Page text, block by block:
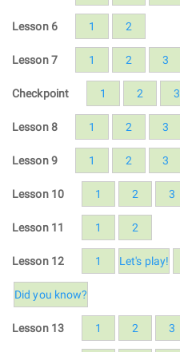
Lesson 6 1 2
Lesson 7 1 2 3
Checkpoint 1 2 3
Lesson 8 1 2 3
Lesson 9 1 2 3
Lesson 10 1 2 3
Lesson 11 1 2
Lesson 12 1 Let's play!
Did you know?
Lesson 13 1 2 3